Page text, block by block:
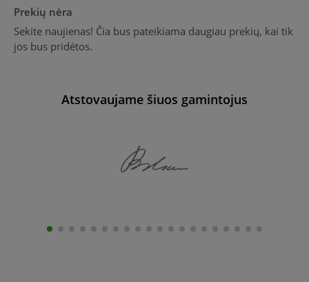
Prekių nėra
Sekite naujienas! Čia bus pateikiama daugiau prekių, kai tik
jos bus pridėtos.
Atstovaujame šiuos gamintojus